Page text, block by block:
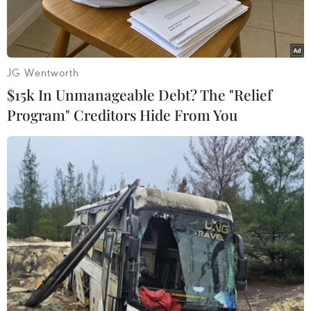
Tổng thống Mỹ Donald Trump. (Ảnh: THX/TTXVN)
Ngày 26/4, một người phát ngôn của Liên minh
châu Âu (EU) cho biết Chủ tịch Ủy ban châu Âu
(EC) Ursula von der Leyen và Tổng thống Mỹ
Donald Trump đã nhất trí tổ chức cuộc họp
JG Wentworth
$15k In Unmanageable Debt? The "Relief
Program" Creditors Hide From You